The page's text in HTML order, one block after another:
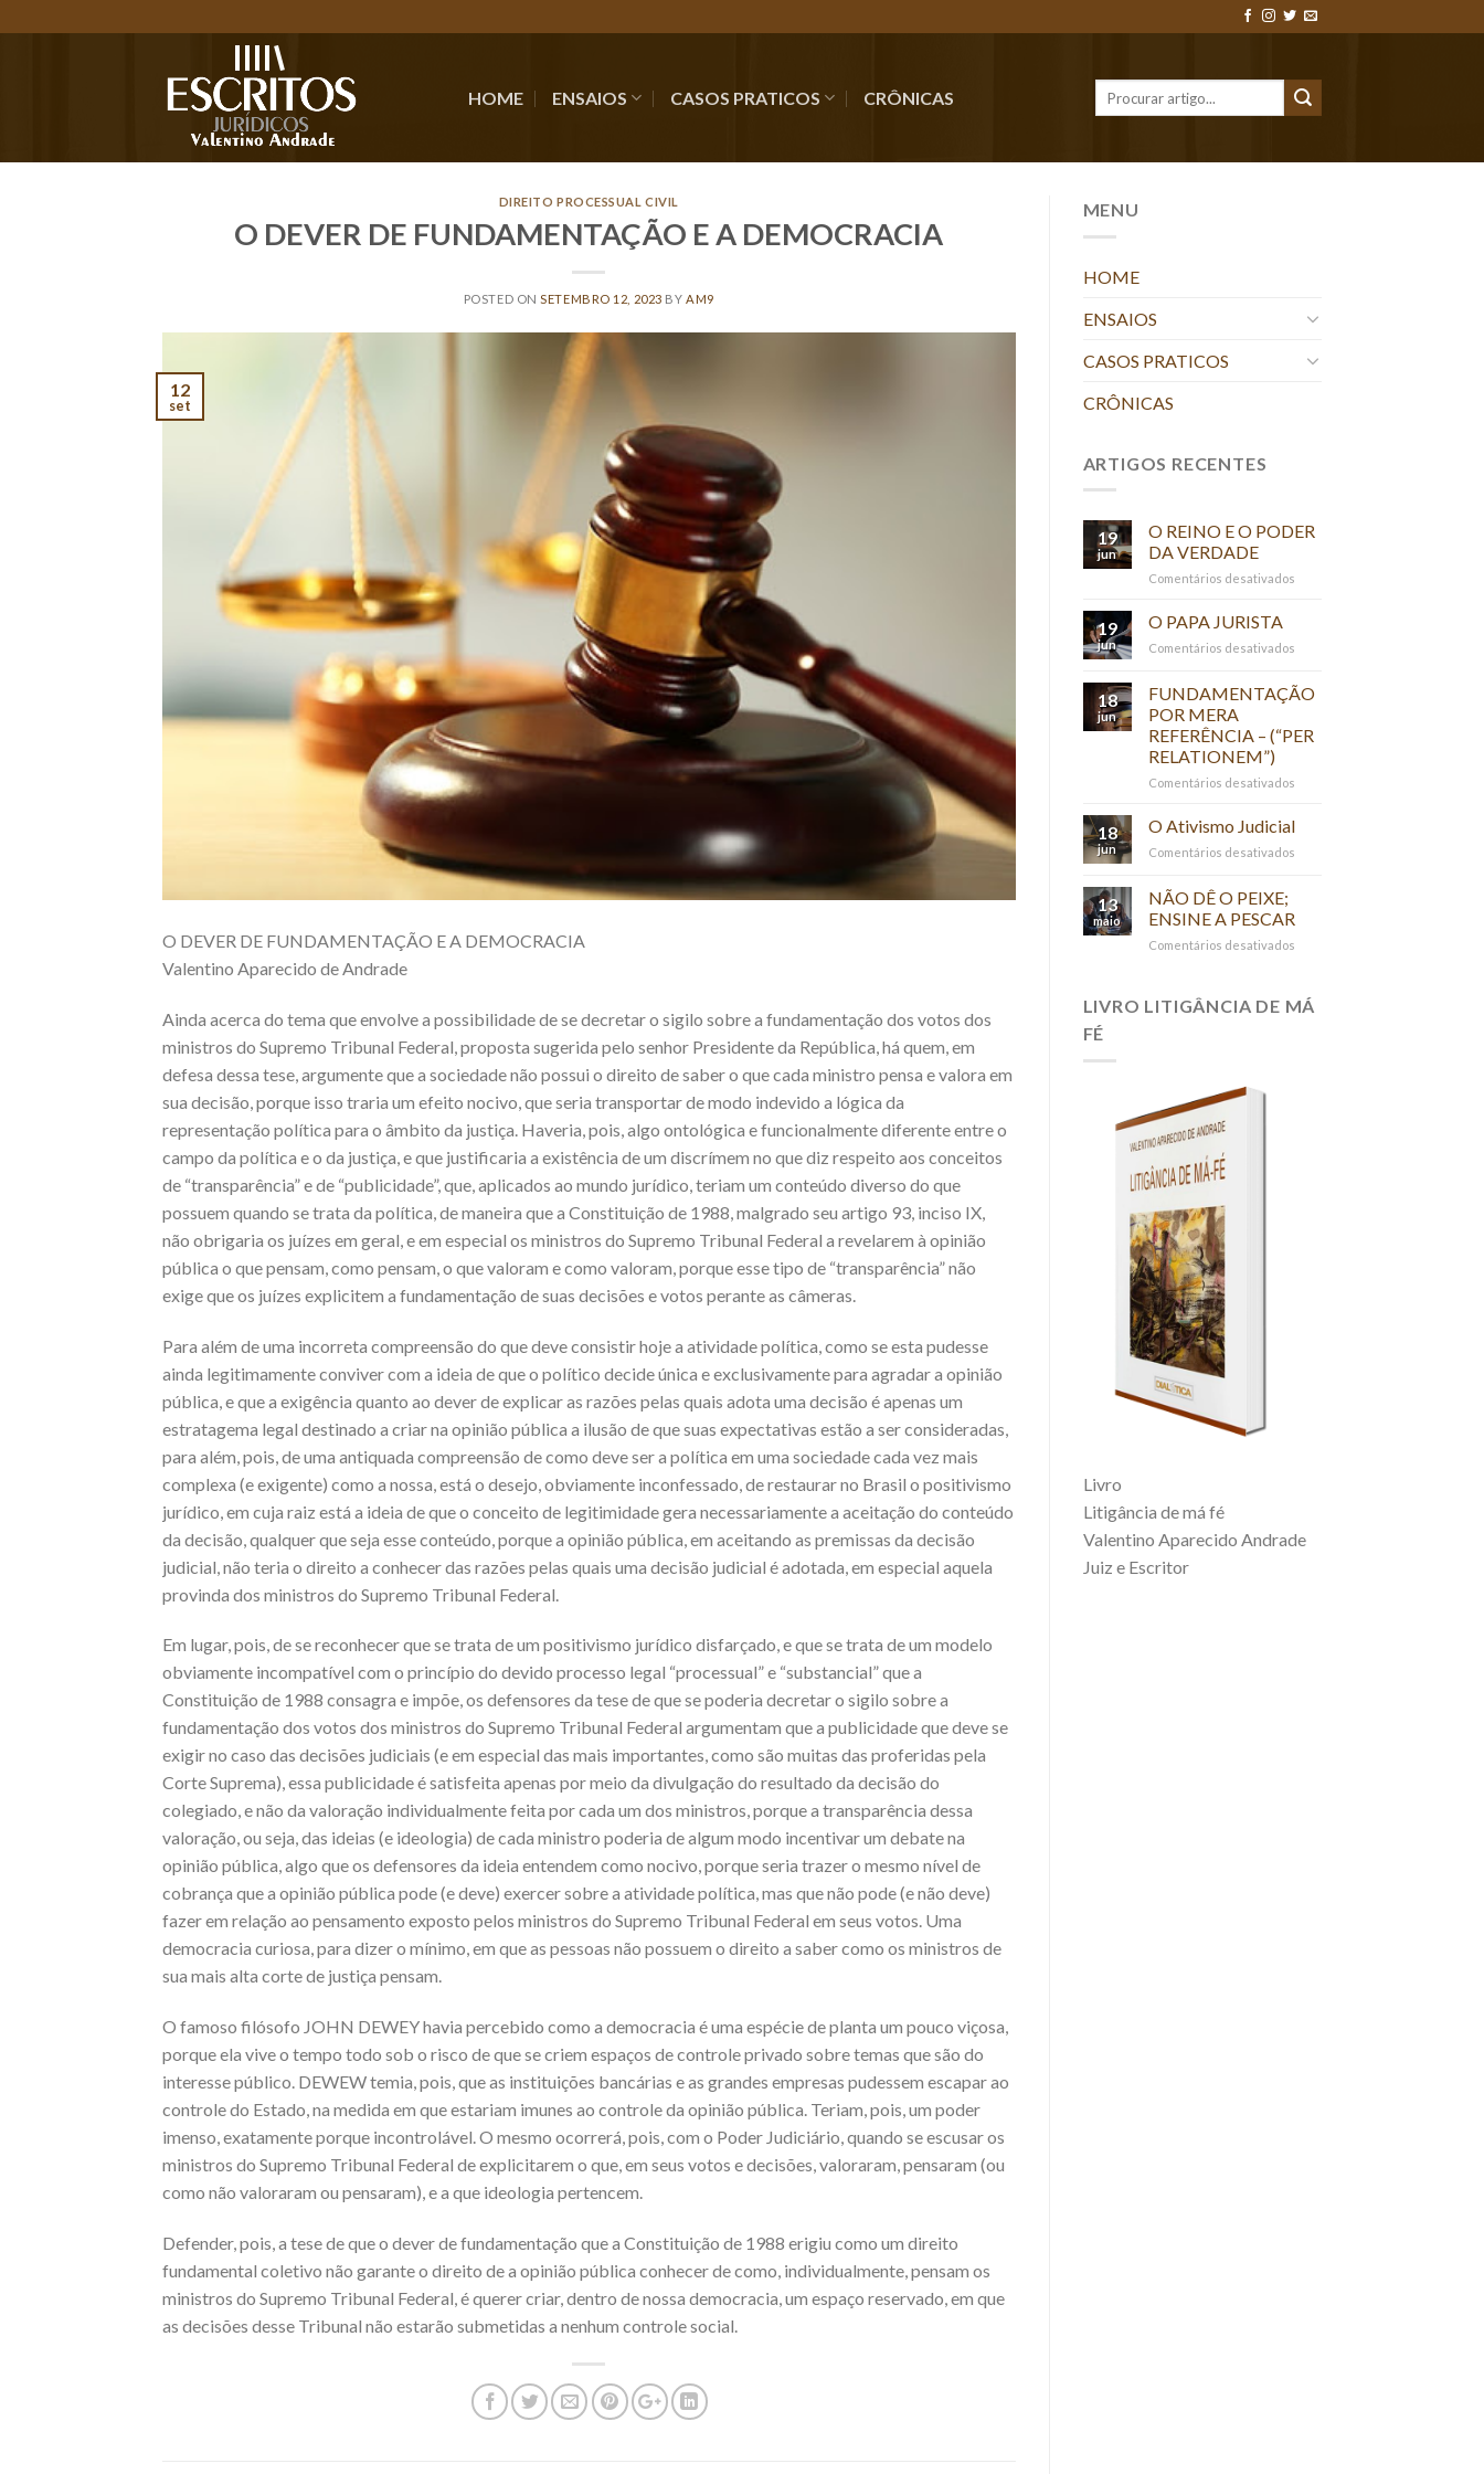
to
HOME
ENSAIOS CASOS PRATICOS CRÔNICAS
DIREITO PROCESSUAL CIVIL
O DEVER DE FUNDAMENTAÇÃO E A DEMOCRACIA
POSTED ON SETEMBRO 12, 2023 BY AM9
12
set
O DEVER DE FUNDAMENTAÇÃO E A DEMOCRACIA
Valentino Aparecido de Andrade
Ainda acerca do tema que envolve a possibilidade de se decretar o sigilo sobre a fundamentação dos votos dos
ministros do Supremo Tribunal Federal, proposta sugerida pelo senhor Presidente da República, há quem, em
defesa dessa tese, argumente que a sociedade não possui o direito de saber o que cada ministro pensa e valora em
sua decisão, porque isso traria um efeito nocivo, que seria transportar de modo indevido a lógica da
representação política para o âmbito da justiça. Haveria, pois, algo ontológica e funcionalmente diferente entre o
campo da política e o da justiça, e que justificaria a existência de um discrímem no que diz respeito aos conceitos
de “transparência” e de “publicidade”, que, aplicados ao mundo jurídico, teriam um conteúdo diverso do que
possuem quando se trata da política, de maneira que a Constituição de 1988, malgrado seu artigo 93, inciso IX,
não obrigaria os juízes em geral, e em especial os ministros do Supremo Tribunal Federal a revelarem à opinião
pública o que pensam, como pensam, o que valoram e como valoram, porque esse tipo de “transparência” não
exige que os juízes explicitem a fundamentação de suas decisões e votos perante as câmeras.
Para além de uma incorreta compreensão do que deve consistir hoje a atividade política, como se esta pudesse
ainda legitimamente conviver com a ideia de que o político decide única e exclusivamente para agradar a opinião
pública, e que a exigência quanto ao dever de explicar as razões pelas quais adota uma decisão é apenas um
estratagema legal destinado a criar na opinião pública a ilusão de que suas expectativas estão a ser consideradas,
para além, pois, de uma antiquada compreensão de como deve ser a política em uma sociedade cada vez mais
complexa (e exigente) como a nossa, está o desejo, obviamente inconfessado, de restaurar no Brasil o positivismo
jurídico, em cuja raiz está a ideia de que o conceito de legitimidade gera necessariamente a aceitação do conteúdo
da decisão, qualquer que seja esse conteúdo, porque a opinião pública, em aceitando as premissas da decisão
judicial, não teria o direito a conhecer das razões pelas quais uma decisão judicial é adotada, em especial aquela
provinda dos ministros do Supremo Tribunal Federal.
Em lugar, pois, de se reconhecer que se trata de um positivismo jurídico disfarçado, e que se trata de um modelo
obviamente incompatível com o princípio do devido processo legal “processual” e “substancial” que a
Constituição de 1988 consagra e impõe, os defensores da tese de que se poderia decretar o sigilo sobre a
fundamentação dos votos dos ministros do Supremo Tribunal Federal argumentam que a publicidade que deve se
exigir no caso das decisões judiciais (e em especial das mais importantes, como são muitas das proferidas pela
Corte Suprema), essa publicidade é satisfeita apenas por meio da divulgação do resultado da decisão do
colegiado, e não da valoração individualmente feita por cada um dos ministros, porque a transparência dessa
valoração, ou seja, das ideias (e ideologia) de cada ministro poderia de algum modo incentivar um debate na
opinião pública, algo que os defensores da ideia entendem como nocivo, porque seria trazer o mesmo nível de
cobrança que a opinião pública pode (e deve) exercer sobre a atividade política, mas que não pode (e não deve)
fazer em relação ao pensamento exposto pelos ministros do Supremo Tribunal Federal em seus votos. Uma
democracia curiosa, para dizer o mínimo, em que as pessoas não possuem o direito a saber como os ministros de
sua mais alta corte de justiça pensam.
O famoso filósofo JOHN DEWEY havia percebido como a democracia é uma espécie de planta um pouco viçosa,
porque ela vive o tempo todo sob o risco de que se criem espaços de controle privado sobre temas que são do
interesse público. DEWEW temia, pois, que as instituições bancárias e as grandes empresas pudessem escapar ao
controle do Estado, na medida em que estariam imunes ao controle da opinião pública. Teriam, pois, um poder
imenso, exatamente porque incontrolável. O mesmo ocorrerá, pois, com o Poder Judiciário, quando se escusar os
ministros do Supremo Tribunal Federal de explicitarem o que, em seus votos e decisões, valoraram, pensaram (ou
como não valoraram ou pensaram), e a que ideologia pertencem.
Defender, pois, a tese de que o dever de fundamentação que a Constituição de 1988 erigiu como um direito
fundamental coletivo não garante o direito de a opinião pública conhecer de como, individualmente, pensam os
ministros do Supremo Tribunal Federal, é querer criar, dentro de nossa democracia, um espaço reservado, em que
as decisões desse Tribunal não estarão submetidas a nenhum controle social.
MENU
HOME
ENSAIOS
CASOS PRATICOS
CRÔNICAS
ARTIGOS RECENTES
19
jun
O REINO E O PODER
DA VERDADE
Comentários desativadosem
O
DA
19
jun
O PAPA JURISTA
Comentários desativadosem
PAPA
JURISTA
18
jun
FUNDAMENTAÇÃO
POR MERA
REFERÊNCIA – (“PER
RELATIONEM”)
Comentários desativadosem
POR
REFERÊNCIA
RELATIONEM”)
18
jun
O Ativismo Judicial
Comentários desativadosem
13
maio
NÃO DÊ O PEIXE;
ENSINE A PESCAR
Comentários desativadosem
O
LIVRO LITIGÂNCIA DE MÁ
FÉ
Livro
Litigância de má fé
Valentino Aparecido Andrade
Juiz e Escritor